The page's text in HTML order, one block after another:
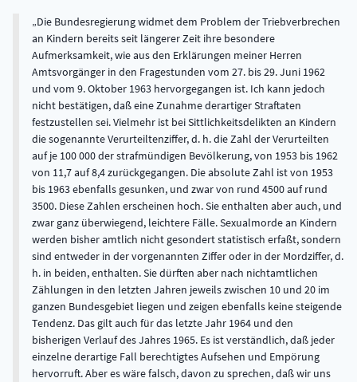
Die Bundesregierung widmet dem Problem der Triebverbrechen
an Kindern bereits seit längerer Zeit ihre besondere
Aufmerksamkeit, wie aus den Erklärungen meiner Herren
Amtsvorgänger in den Fragestunden vom 27. bis 29. Juni 1962
und vom 9. Oktober 1963 hervorgegangen ist. Ich kann jedoch
nicht bestätigen, daß eine Zunahme derartiger Straftaten
festzustellen sei. Vielmehr ist bei Sittlichkeitsdelikten an Kindern
die sogenannte Verurteiltenziffer, d. h. die Zahl der Verurteilten
auf je 100 000 der strafmündigen Bevölkerung, von 1953 bis 1962
von 11,7 auf 8,4 zurückgegangen. Die absolute Zahl ist von 1953
bis 1963 ebenfalls gesunken, und zwar von rund 4500 auf rund
3500. Diese Zahlen erscheinen hoch. Sie enthalten aber auch, und
zwar ganz überwiegend, leichtere Fälle. Sexualmorde an Kindern
werden bisher amtlich nicht gesondert statistisch erfaßt, sondern
sind entweder in der vorgenannten Ziffer oder in der Mordziffer, d.
h. in beiden, enthalten. Sie dürften aber nach nichtamtlichen
Zählungen in den letzten Jahren jeweils zwischen 10 und 20 im
ganzen Bundesgebiet liegen und zeigen ebenfalls keine steigende
Tendenz. Das gilt auch für das letzte Jahr 1964 und den
bisherigen Verlauf des Jahres 1965. Es ist verständlich, daß jeder
einzelne derartige Fall berechtigtes Aufsehen und Empörung
hervorruft. Aber es wäre falsch, davon zu sprechen, daß wir uns